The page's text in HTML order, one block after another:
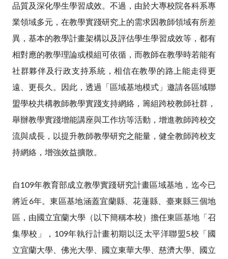
品質及深化學生學習成效。不過，由於大專校院各科系專
業領域多元，在教學實踐研究上的需求因教師領域有所差
異，基本的教學計畫架構以及評估學生學習成效等，都有
相對應的教學理論或模組可依循，而教師在教學時若能有
社群夥伴及行政支持系統，相信在教學的路上能走得更
遠、更長久。因此，透過「區域基地模式」邀請各區域聯
盟學校共構教師教學實踐支持網絡，籌組跨校教師社群，
舉辦教學實踐增能講座與工作坊等活動，增進教師跨校交
流與成長，以提升教師教學研究之能量，健全教師跨校支
持網絡，增強效益擴散。
自109年教育部成立教學實踐研究計畫區域基地，迄今已
將近6年。東區基地涵蓋宜蘭縣、花蓮縣、臺東縣三個地
區，由國立宜蘭大學（以下簡稱本校）擔任東區基地「召
集學校」，109年執行計畫初期以泛太平洋聯盟5校「國
立宜蘭大學、佛光大學、國立東華大學、慈濟大學、國立